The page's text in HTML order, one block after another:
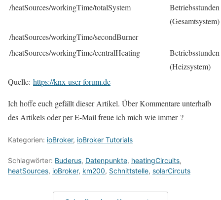
/heatSources/workingTime/totalSystem
Betriebsstunden
(Gesamtsystem)
/heatSources/workingTime/secondBurner
/heatSources/workingTime/centralHeating
Betriebsstunden
(Heizsystem)
Quelle: https://knx-user-forum.de
Ich hoffe euch gefällt dieser Artikel. Über Kommentare unterhalb
des Artikels oder per E-Mail freue ich mich wie immer ?
Kategorien: ioBroker, ioBroker Tutorials
Schlagwörter: Buderus, Datenpunkte, heatingCircuits,
heatSources, ioBroker, km200, Schnittstelle, solarCircuts